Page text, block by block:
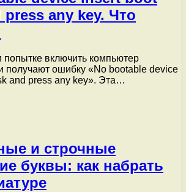
press any key. Что
попытке включить компьютер
получают ошибку «No bootable device
and press any key». Эта…
и строчные
буквы: как набрать